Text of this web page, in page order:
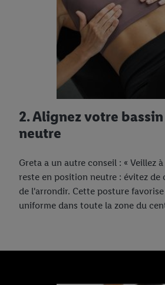
2. Alignez votre
neutre
Greta a un autre conseil : « Veillez
reste en position neutre : évitez de
de l'arrondir. Cette posture
uniforme dans toute la zone du